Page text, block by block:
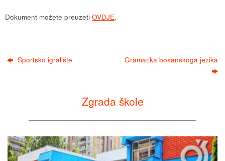
Dokument možete preuzeti OVDJE.
Sportsko igralište Gramatika bosanskoga jezika
Zgrada škole